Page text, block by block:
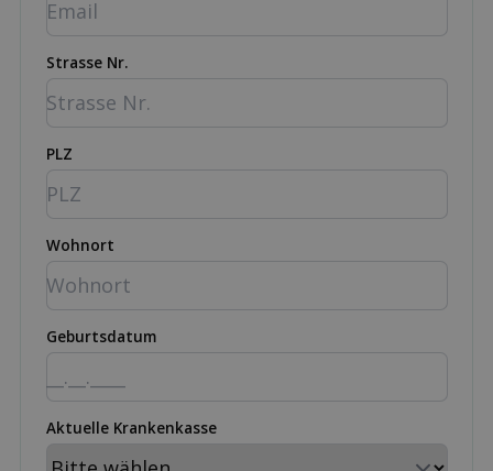
Strasse Nr.
PLZ
Wohnort
Geburtsdatum
Aktuelle Krankenkasse